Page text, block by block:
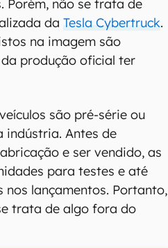
Porém, não se trata de
daTesla Cybertruck.
na imagem são
produção oficial ter
são pré-série ou
indústria. Antes de
e ser vendido, as
para testes e até
lançamentos. Portanto,
trata de algo fora do